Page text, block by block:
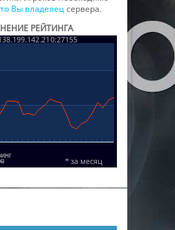
Вы владелецсервера.
РЕЙТИНГА